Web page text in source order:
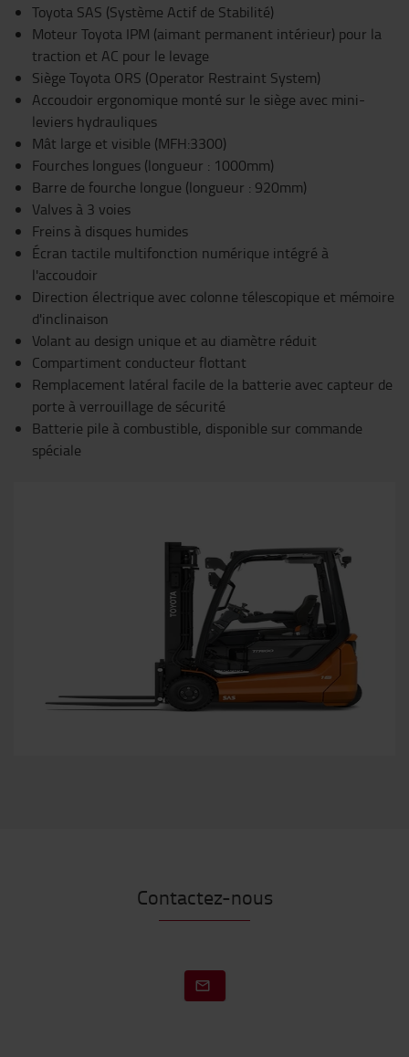
Toyota SAS (Système Actif de Stabilité)
Moteur Toyota IPM (aimant permanent intérieur) pour la
traction et AC pour le levage
Siège Toyota ORS (Operator Restraint System)
Accoudoir ergonomique monté sur le siège avec mini-
leviers hydrauliques
Mât large et visible (MFH:3300)
Fourches longues (longueur : 1000mm)
Barre de fourche longue (longueur : 920mm)
Valves à 3 voies
Freins à disques humides
Écran tactile multifonction numérique intégré à
l'accoudoir
Direction électrique avec colonne télescopique et mémoire
d'inclinaison
Volant au design unique et au diamètre réduit
Compartiment conducteur flottant
Remplacement latéral facile de la batterie avec capteur de
porte à verrouillage de sécurité
Batterie pile à combustible, disponible sur commande
spéciale
Contactez-nous